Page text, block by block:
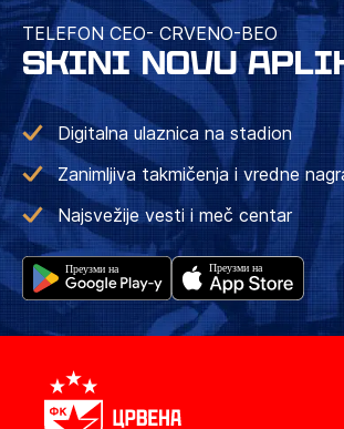
TELEFON CEO- CRVENO-BEO
SKINI NOVU
Digitalna ulaznica na stadion
Zanimljiva takmičenja i vredne
Najsvežije vesti i meč centar